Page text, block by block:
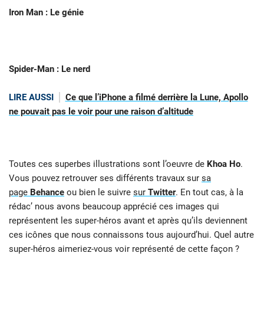
Iron Man : Le génie
Spider-Man : Le nerd
LIRE AUSSI
Ce que l’iPhone a filmé derrière la Lune, Apollo
ne pouvait pas le voir pour une raison d’altitude
Toutes ces superbes illustrations sont l’oeuvre de Khoa Ho.
Vous pouvez retrouver ses différents travaux sur sa
page Behance ou bien le suivre sur Twitter. En tout cas, à la
rédac’ nous avons beaucoup apprécié ces images qui
représentent les super-héros avant et après qu’ils deviennent
ces icônes que nous connaissons tous aujourd’hui. Quel autre
super-héros aimeriez-vous voir représenté de cette façon ?